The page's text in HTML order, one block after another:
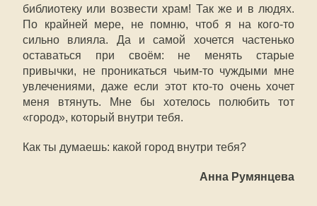
библиотеку или возвести храм! Так же и в людях.
По крайней мере, не помню, чтоб я на кого-то
сильно влияла. Да и самой хочется частенько
оставаться при своём: не менять старые
привычки, не проникаться чьим-то чуждыми мне
увлечениями, даже если этот кто-то очень хочет
меня втянуть. Мне бы хотелось полюбить тот
«город», который внутри тебя.
Как ты думаешь: какой город внутри тебя?
Анна Румянцева